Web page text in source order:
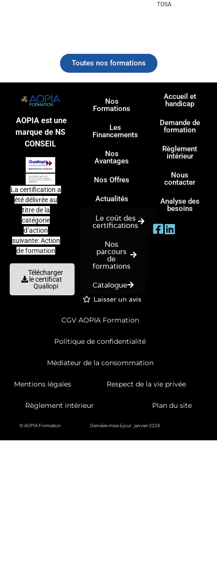
TOSA
Toutes nos formations
AOPIA est une
marque de NS
CONSEIL
La certification a
été délivrée au
titre de la
catégorie
d’action
suivante: Action
de formation
Télécharger
le certificat
Qualiopi
Nos
Formations
Les
Financements
Nos
Avantages
Nos Offres
Actualités
Le coût des
certifications
Nos
parcours
de
formations
Catalogue
Laisser un avis
Accueil et
handicap
Demande de
formation
Règlement
intérieur
Nous
contacter
Analyse des
besoins
CGV AOPIA Formation
Politique de confidentialité
Médiateur de la consommation
Mentions légales Respect de la vie privée
Règlement intérieur Plan du site
© AOPIA Formation Dernière mise à jour : janvier 2026